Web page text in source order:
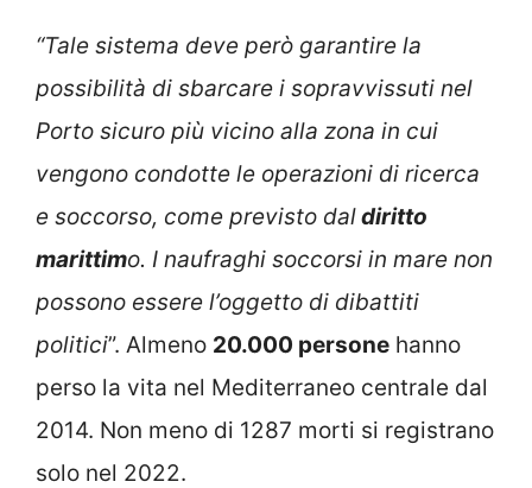
“Tale sistema deve però garantire la
possibilità di sbarcare i sopravvissuti nel
Porto sicuro più vicino alla zona in cui
vengono condotte le operazioni di ricerca
e soccorso, come previsto daldiritto
marittimo. I naufraghi soccorsi in mare non
possono essere l’oggetto di dibattiti
politici”. Almeno 20.000 persone hanno
perso la vita nel Mediterraneo centrale dal
2014. Non meno di 1287 morti si registrano
solo nel 2022.